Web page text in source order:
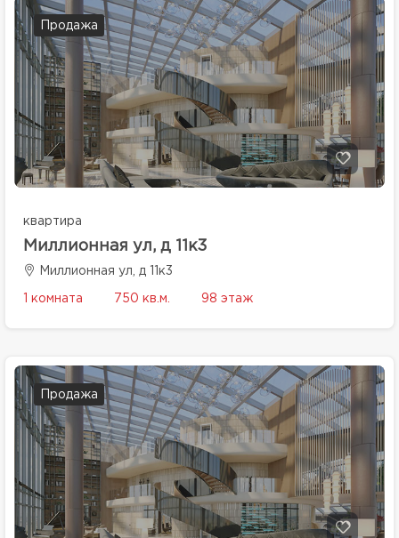
Продажа
квартира
Миллионная ул, д 11к3
Миллионная ул, д 11к3
1 комната 750 кв.м. 98 этаж
Продажа